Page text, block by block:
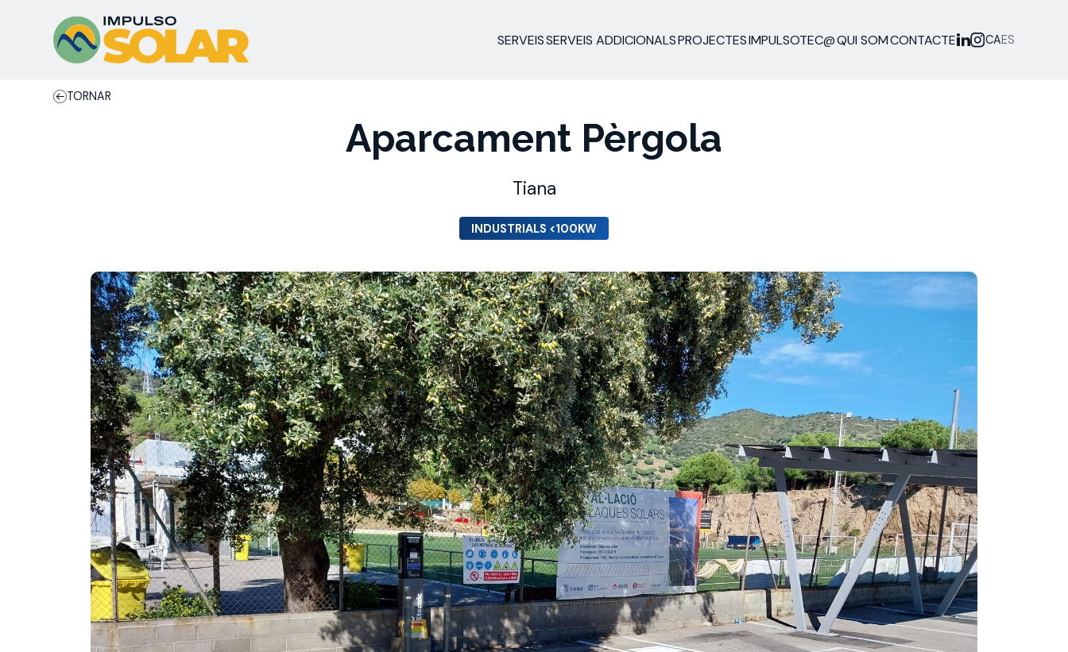
SERVEISSERVEIS ADDICIONALSPROJECTESIMPULSOTEC@QUI SOMCONTACTE CAES
TORNAR
Aparcament Pèrgola
Tiana
INDUSTRIALS <100KW